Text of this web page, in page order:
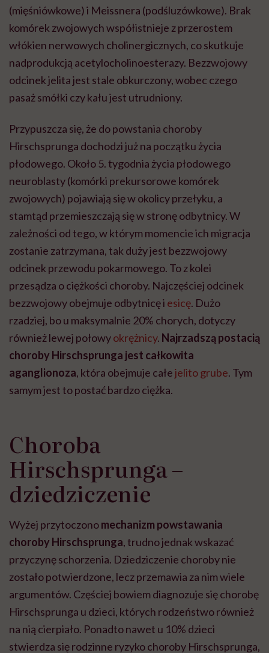
(mięśniówkowe) i Meissnera (podśluzówkowe). Brak
komórek zwojowych współistnieje z przerostem
włókien nerwowych cholinergicznych, co skutkuje
nadprodukcją acetylocholinoesterazy. Bezzwojowy
odcinek jelita jest stale obkurczony, wobec czego
pasaż smółki czy kału jest utrudniony.
Przypuszcza się, że do powstania choroby
Hirschsprunga dochodzi już na początku życia
płodowego. Około 5. tygodnia życia płodowego
neuroblasty (komórki prekursorowe komórek
zwojowych) pojawiają się w okolicy przełyku, a
stamtąd przemieszczają się w stronę odbytnicy. W
zależności od tego, w którym momencie ich migracja
zostanie zatrzymana, tak duży jest bezzwojowy
odcinek przewodu pokarmowego. To z kolei
przesądza o ciężkości choroby. Najczęściej odcinek
bezzwojowy obejmuje odbytnicę i esicę. Dużo
rzadziej, bo u maksymalnie 20% chorych, dotyczy
również lewej połowyokrężnicy. Najrzadszą postacią
choroby Hirschsprunga jest całkowita
aganglionoza, która obejmuje całejelito grube. Tym
samym jest to postać bardzo ciężka.
Choroba
Hirschsprunga –
dziedziczenie
Wyżej przytoczonomechanizm powstawania
choroby Hirschsprunga, trudno jednak wskazać
przyczynę schorzenia. Dziedziczenie choroby nie
zostało potwierdzone, lecz przemawia za nim wiele
argumentów. Częściej bowiem diagnozuje się chorobę
Hirschsprunga u dzieci, których rodzeństwo również
na nią cierpiało. Ponadto nawet u 10% dzieci
stwierdza się rodzinne ryzyko choroby Hirschsprunga,